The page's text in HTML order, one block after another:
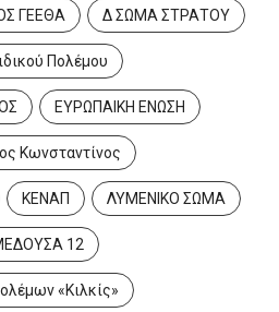
ΓΕΕΘΑ Δ ΣΩΜΑ ΣΤΡΑΤΟΥ
Πολέμου
ΕΥΡΩΠΑΙΚΗ ΕΝΩΣΗ
Κωνσταντίνος
ΚΕΝΑΠ ΛΥΜΕΝΙΚΟ ΣΩΜΑ
12
«Κιλκίς»